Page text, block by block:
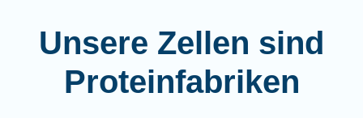
Unsere Zellen sind
Proteinfabriken